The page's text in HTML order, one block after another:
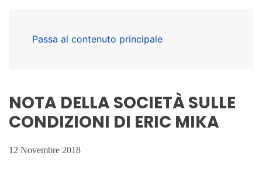
Passa al contenuto principale
NOTA DELLA SOCIETÀ SULLE
CONDIZIONI DI ERIC MIKA
12 Novembre 2018